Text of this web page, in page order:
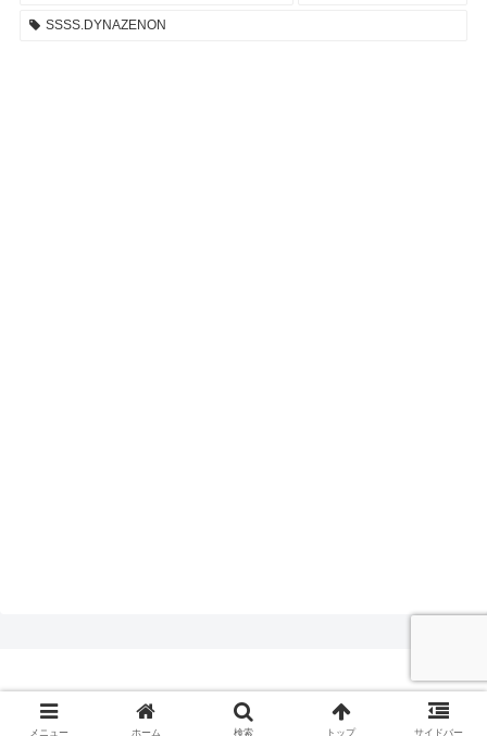
SSSS.DYNAZENON
© 2017-2026 逆転いっしゃんログ.
メニュー ホーム 検索 トップ サイドバー